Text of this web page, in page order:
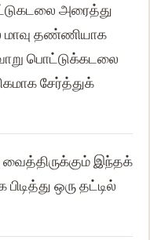
அரைத்து
மாவு தண்ணியாக
பொட்டுக்கடலை
சேர்த்துக்
இந்தக்
ஒரு தட்டில்